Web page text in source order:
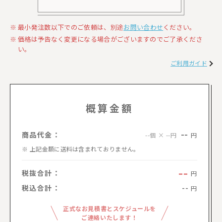
最小発注数以下でのご依頼は、別途お問い合わせください。
価格は予告なく変更になる場合がございますのでご了承くださ
い。
ご利用ガイド
概算金額
商品代金： --個 × --円 -- 円
上記金額に送料は含まれておりません。
税抜合計： -- 円
税込合計： -- 円
正式なお見積書とスケジュールを
ご連絡いたします！